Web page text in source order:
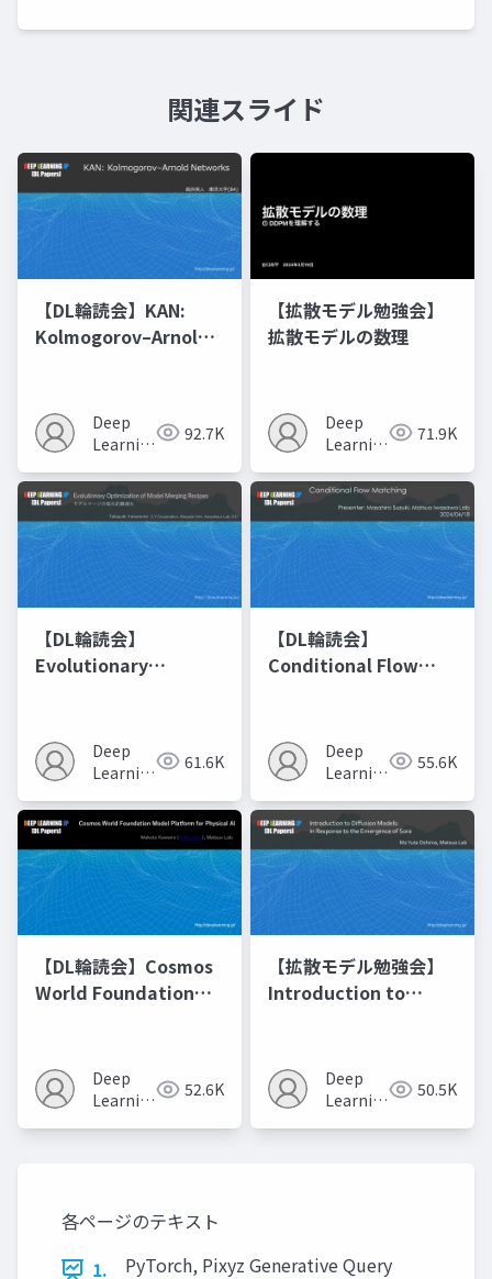
関連スライド
【DL輪読会】KAN:
Kolmogorov–Arnold
Deep
Learning
92.7K
【拡散モデル勉強会】
拡散モデルの数理
Deep
Learning
71.9K
【DL輪読会】
Evolutionary
Recipes モデルマージ
の進化的最適化
Deep
Learning
61.6K
【DL輪読会】
Conditional Flow
Deep
Learning
55.6K
【DL輪読会】Cosmos
World Foundation
Deep
Learning
52.6K
【拡散モデル勉強会】
Introduction to
Deep
Learning
50.5K
各ページのテキスト
1.
PyTorch, Pixyz Generative Query